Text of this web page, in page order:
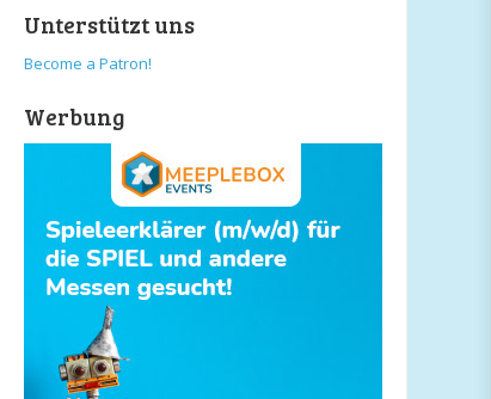
Unterstützt uns
Become a Patron!
Werbung